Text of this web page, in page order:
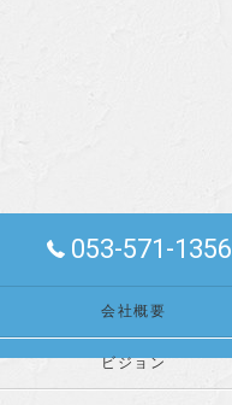
053-571-1356
会社概要
ビジョン